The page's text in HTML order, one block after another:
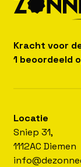
Kracht voor
1 beoordeeld
Locatie
Sniep 31,
1112AC Diemen